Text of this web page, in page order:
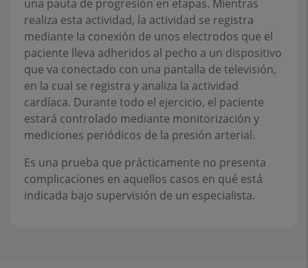
una pauta de progresión en etapas. Mientras
realiza esta actividad, la actividad se registra
mediante la conexión de unos electrodos que el
paciente lleva adheridos al pecho a un dispositivo
que va conectado con una pantalla de televisión,
en la cual se registra y analiza la actividad
cardíaca. Durante todo el ejercicio, el paciente
estará controlado mediante monitorización y
mediciones periódicos de la presión arterial.
Es una prueba que prácticamente no presenta
complicaciones en aquellos casos en qué está
indicada bajo supervisión de un especialista.